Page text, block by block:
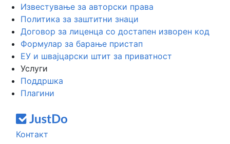
Известување за авторски права
Политика за заштитни знаци
Договор за лиценца со достапен изворен код
Формулар за барање пристап
ЕУ и швајцарски штит за приватност
Услуги
Поддршка
Плагини
Контакт